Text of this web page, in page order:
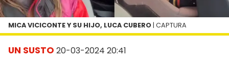
UN SUSTO 20-03-2024 20:41
MICA VICICONTE Y SU HIJO, LUCA CUBERO | CAPTURA